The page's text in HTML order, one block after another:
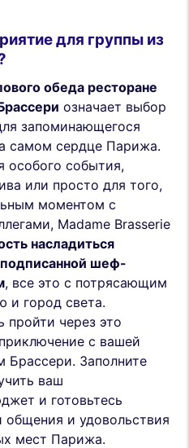
для группы из
обеда ресторане
означает выбор
запоминающегося
самом сердце Парижа.
особого события,
или просто для того,
моментом с
Madame Brasserie
насладиться
подписанной шеф-
, все это с потрясающим
и город света.
пройти через это
с вашей
Брассери. Заполните
ваш
и готовьтесь
и удовольствия
мест Парижа.